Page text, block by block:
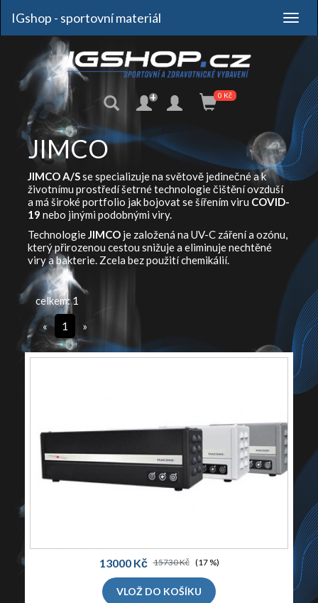
+ 0 Kč
IGshop - sportovní materiál
JIMCO
JIMCO A/Sse specializuje na světově jedinečné a k
životnímu prostředí šetrné technologie čištění ovzduší
a má široké portfolio jak bojovat se šířením viru COVID-
19 nebo jinými podobnými viry.
TechnologieJIMCO je založená na UV-C záření a ozónu,
který přirozenou cestou snižuje a eliminuje nechtěné
viry a bakterie. Zcela bez použití chemikálií.
celkem: 1
«
1 »
13000 Kč 15730 Kč (17 %)